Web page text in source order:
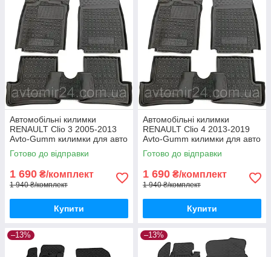
Автомобільні килимки
RENAULT Clio 3 2005-2013
Avto-Gumm килимки для авто
РЕНО Кліо 3 2005-2013
Автогум
Готово до відправки
1 690 ₴/комплект
1 940 ₴/комплект
Купити
Автомобільні килимки
RENAULT Clio 4 2013-2019
Avto-Gumm килимки для авто
РЕНО Кліо 4 2013-2019
Автогум
Готово до відправки
1 690 ₴/комплект
1 940 ₴/комплект
Купити
–13% –13%